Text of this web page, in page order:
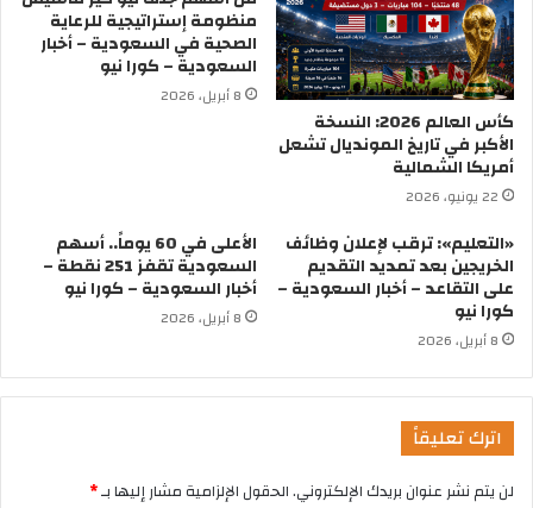
كأس العالم 2026: النسخة
الأكبر في تاريخ المونديال تشعل
أمريكا الشمالية
22 يونيو، 2026
منظومة إستراتيجية للرعاية
الصحية في السعودية – أخبار
السعودية – كورا نيو
8 أبريل، 2026
«التعليم»: ترقب لإعلان وظائف
الخريجين بعد تمديد التقديم
على التقاعد – أخبار السعودية –
كورا نيو
8 أبريل، 2026
الأعلى في 60 يوماً.. أسهم
السعودية تقفز 251 نقطة –
أخبار السعودية – كورا نيو
8 أبريل، 2026
اترك تعليقاً
لن يتم نشر عنوان بريدك الإلكتروني.الحقول الإلزامية مشار إليها بـ*